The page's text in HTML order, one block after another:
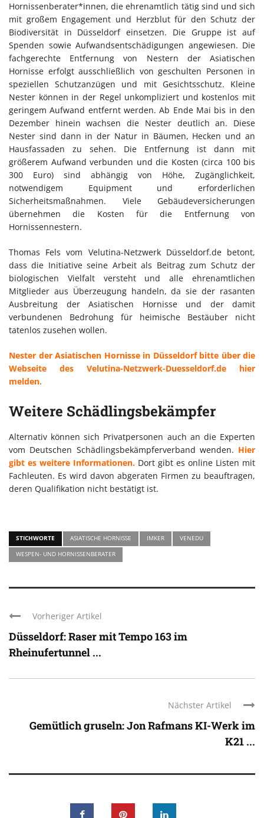
Hornissenberater*innen, die ehrenamtlich tätig sind und sich
mit großem Engagement und Herzblut für den Schutz der
Biodiversität in Düsseldorf einsetzen. Die Gruppe ist auf
Spenden sowie Aufwandsentschädigungen angewiesen. Die
fachgerechte Entfernung von Nestern der Asiatischen
Hornisse erfolgt ausschließlich von geschulten Personen in
speziellen Schutzanzügen und mit Gesichtsschutz. Kleine
Nester können in der Regel unkompliziert und kostenlos mit
geringem Aufwand entfernt werden. Ab Ende Mai bis in den
Dezember hinein wachsen die Nester deutlich an. Diese
Nester sind dann in der Natur in Bäumen, Hecken und an
Hausfassaden zu sehen. Die Entfernung ist dann mit
größerem Aufwand verbunden und die Kosten (circa 100 bis
300 Euro) sind abhängig von Höhe, Zugänglichkeit,
notwendigem Equipment und erforderlichen
Sicherheitsmaßnahmen. Viele Gebäudeversicherungen
übernehmen die Kosten für die Entfernung von
Hornissennestern.
Thomas Fels vom Velutina-Netzwerk Düsseldorf.de betont,
dass die Initiative seine Arbeit als Beitrag zum Schutz der
biologischen Vielfalt versteht und alle ehrenamtlichen
Mitglieder aus Überzeugung handeln, da sie der rasanten
Ausbreitung der Asiatischen Hornisse und der damit
verbundenen Bedrohung für heimische Bestäuber nicht
tatenlos zusehen wollen.
Nester der Asiatischen Hornisse in Düsseldorf bitte über die
Webseite des Velutina-Netzwerk-Duesseldorf.de hier
melden.
Weitere Schädlingsbekämpfer
Alternativ können sich Privatpersonen auch an die Experten
vom Deutschen Schädlingsbekämpferverband wenden. Hier
gibt es weitere Informationen. Dort gibt es online Listen mit
Fachleuten. Es wird davon abgeraten Firmen zu beauftragen,
deren Qualifikation nicht bestätigt ist.
STICHWORTE ASIATISCHE HORNISSE IMKER
VENEDU
WESPEN- UND HORNISSENBERATER
Vorheriger Artikel
Düsseldorf: Raser mit Tempo 163 im
Rheinufertunnel ...
Nächster Artikel
Gemütlich gruseln: Jon Rafmans KI-Werk im
K21 ...